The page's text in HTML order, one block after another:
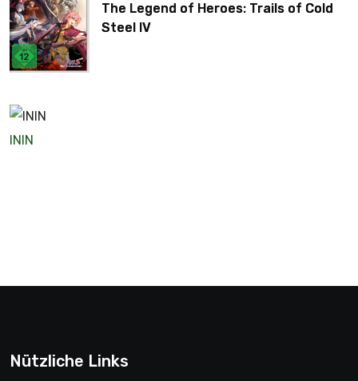
The Legend of Heroes: Trails of Cold
Steel IV
ININ
Nützliche Links